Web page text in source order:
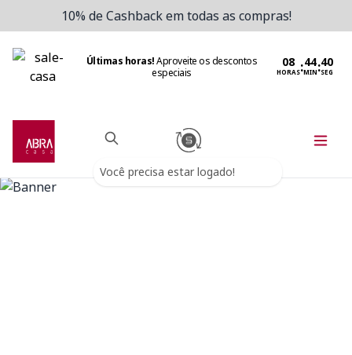
10% de Cashback em todas as compras!
Últimas horas!Aproveite os descontos
especiais
HORAS:MIN:SEG
Você precisa estar logado!